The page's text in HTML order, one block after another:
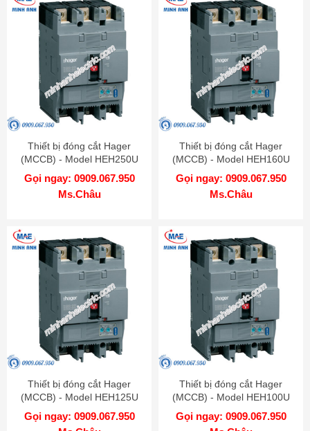
Thiết bị đóng cắt Hager
(MCCB) - Model HEH250U
Gọi ngay: 0909.067.950
Ms.Châu
Thiết bị đóng cắt Hager
(MCCB) - Model HEH160U
Gọi ngay: 0909.067.950
Ms.Châu
Thiết bị đóng cắt Hager
(MCCB) - Model HEH125U
Gọi ngay: 0909.067.950
Thiết bị đóng cắt Hager
(MCCB) - Model HEH100U
Gọi ngay: 0909.067.950